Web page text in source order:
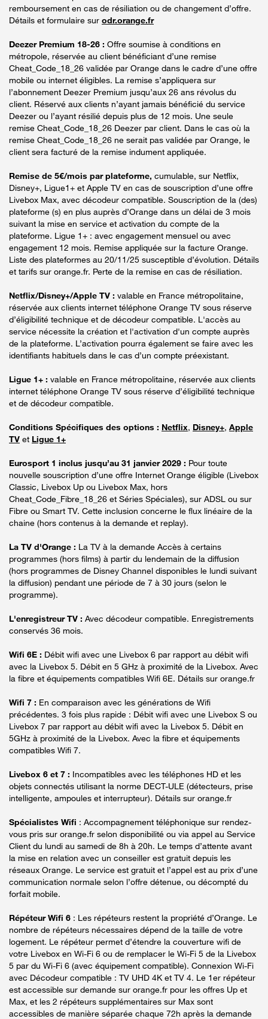
remboursement en cas de résiliation ou de changement d’offre.
Détails et formulaire sur odr.orange.fr
Deezer Premium 18-26 : Offre soumise à conditions en
métropole, réservée au client bénéficiant d’une remise
Cheat_Code_18_26 validée par Orange dans le cadre d’une offre
mobile ou internet éligibles. La remise s’appliquera sur
l’abonnement Deezer Premium jusqu’aux 26 ans révolus du
client. Réservé aux clients n’ayant jamais bénéficié du service
Deezer ou l’ayant résilié depuis plus de 12 mois. Une seule
remise Cheat_Code_18_26 Deezer par client. Dans le cas où la
remise Cheat_Code_18_26 ne serait pas validée par Orange, le
client sera facturé de la remise indument appliquée.
Remise de 5€/mois par plateforme, cumulable, sur Netflix,
Disney+, Ligue1+ et Apple TV en cas de souscription d’une offre
Livebox Max, avec décodeur compatible. Souscription de la (des)
plateforme (s) en plus auprès d’Orange dans un délai de 3 mois
suivant la mise en service et activation du compte de la
plateforme. Ligue 1+ : avec engagement mensuel ou avec
engagement 12 mois. Remise appliquée sur la facture Orange.
Liste des plateformes au 20/11/25 susceptible d’évolution. Détails
et tarifs sur orange.fr. Perte de la remise en cas de résiliation.
Netflix/Disney+/Apple TV : valable en France métropolitaine,
réservée aux clients internet téléphone Orange TV sous réserve
d’éligibilité technique et de décodeur compatible. L'accès au
service nécessite la création et l'activation d'un compte auprès
de la plateforme. L’activation pourra également se faire avec les
identifiants habituels dans le cas d’un compte préexistant.
Ligue 1+ : valable en France métropolitaine, réservée aux clients
internet téléphone Orange TV sous réserve d’éligibilité technique
et de décodeur compatible.
Conditions Spécifiques des options : Netflix, Disney+, Apple
TV et Ligue 1+
Eurosport 1 inclus jusqu’au 31 janvier 2029 : Pour toute
nouvelle souscription d’une offre Internet Orange éligible (Livebox
Classic, Livebox Up ou Livebox Max, hors
Cheat_Code_Fibre_18_26 et Séries Spéciales), sur ADSL ou sur
Fibre ou Smart TV. Cette inclusion concerne le flux linéaire de la
chaine (hors contenus à la demande et replay).
La TV d'Orange : La TV à la demande Accès à certains
programmes (hors films) à partir du lendemain de la diffusion
(hors programmes de Disney Channel disponibles le lundi suivant
la diffusion) pendant une période de 7 à 30 jours (selon le
programme).
L'enregistreur TV : Avec décodeur compatible. Enregistrements
conservés 36 mois.
Wifi 6E : Débit wifi avec une Livebox 6 par rapport au débit wifi
avec la Livebox 5. Débit en 5 GHz à proximité de la Livebox. Avec
la fibre et équipements compatibles Wifi 6E. Détails sur orange.fr
Wifi 7 : En comparaison avec les générations de Wifi
précédentes. 3 fois plus rapide : Débit wifi avec une Livebox S ou
Livebox 7 par rapport au débit wifi avec la Livebox 5. Débit en
5GHz à proximité de la Livebox. Avec la fibre et équipements
compatibles Wifi 7.
Livebox 6 et 7 : Incompatibles avec les téléphones HD et les
objets connectés utilisant la norme DECT-ULE (détecteurs, prise
intelligente, ampoules et interrupteur). Détails sur orange.fr
Spécialistes Wifi : Accompagnement téléphonique sur rendez-
vous pris sur orange.fr selon disponibilité ou via appel au Service
Client du lundi au samedi de 8h à 20h. Le temps d’attente avant
la mise en relation avec un conseiller est gratuit depuis les
réseaux Orange. Le service est gratuit et l’appel est au prix d’une
communication normale selon l’offre détenue, ou décompté du
forfait mobile.
Répéteur Wifi 6 : Les répéteurs restent la propriété d’Orange. Le
nombre de répéteurs nécessaires dépend de la taille de votre
logement. Le répéteur permet d’étendre la couverture wifi de
votre Livebox en Wi-Fi 6 ou de remplacer le Wi-Fi 5 de la Livebox
5 par du Wi-Fi 6 (avec équipement compatible). Connexion Wi-Fi
avec Décodeur compatible : TV UHD 4K et TV 4. Le 1er répéteur
est accessible sur demande sur orange.fr pour les offres Up et
Max, et les 2 répéteurs supplémentaires sur Max sont
accessibles de manière séparée chaque 72h après la demande